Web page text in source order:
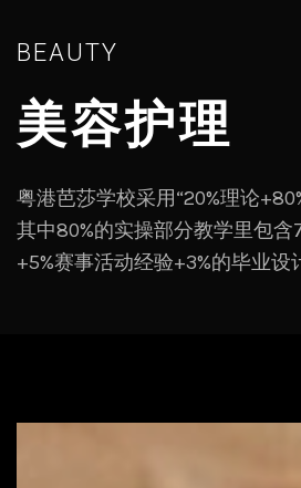
BEAUTY
美容护理
粤港芭莎学校采用“20%理论
其中80%的实操部分教学里包含
+5%赛事活动经验+3%的毕业设